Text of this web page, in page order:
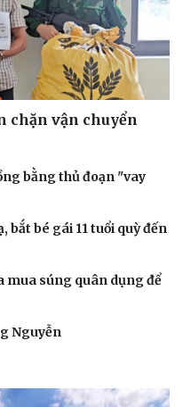
chặn vận chuyển
bằng thủ đoạn "vay
bắt bé gái 11 tuổi quỳ đến
mua súng quân dụng để
Nguyễn